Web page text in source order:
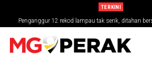
TERKINI
Penganggur 12 rekod lampau tak serik, ditahan
RM30,000